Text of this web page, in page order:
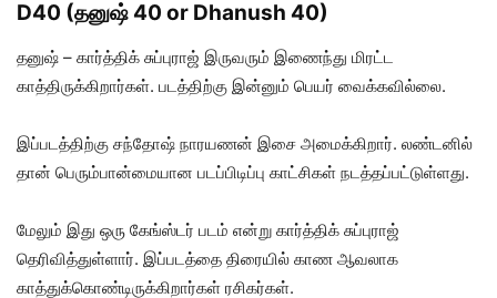
D40 (தனுஷ் 40 or Dhanush 40)
தனுஷ் – கார்த்திக் சுப்புராஜ் இருவரும் இணைந்து மிரட்ட
காத்திருக்கிறார்கள். படத்திற்கு இன்னும் பெயர் வைக்கவில்லை.
இப்படத்திற்கு சந்தோஷ் நாரயணன் இசை அமைக்கிறார். லண்டனில்
தான் பெரும்பான்மையான படப்பிடிப்பு காட்சிகள் நடத்தப்பட்டுள்ளது.
மேலும் இது ஒரு கேங்ஸ்டர் படம் என்று கார்த்திக் சுப்புராஜ்
தெரிவித்துள்ளார். இப்படத்தை திரையில் காண ஆவலாக
காத்துக்கொண்டிருக்கிறார்கள் ரசிகர்கள்.